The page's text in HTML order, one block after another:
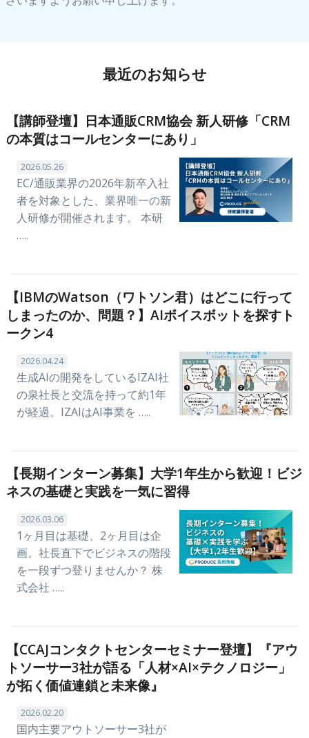
最近のお知らせ
【講師登壇】日本通販CRM協会 新人研修「CRM
の本質はコールセンターにあり」
2026.05.26
EC/通販業界の2026年新卒入社
者を対象とした、業界唯一の新
人研修が開催されます。 本研
…..
【IBMのWatson（ワトソン君）はどこに行って
しまったのか、問題？】AIボイスボットを探すト
ークン4
2026.04.24
生成AIの開発をしているIZAI社
の泉社長と交流を持って約1年
が経過。IZAIはAI事業を …..
【長期インターン募集】大学1年生から歓迎！ビジ
ネスの基礎と実践を一気に習得
2026.03.06
1ヶ月目は基礎、2ヶ月目は企
画。社長直下でビジネスの階段
を一段ずつ登りませんか？ 株
式会社 …..
【CCAJコンタクトセンターセミナー登壇】『アウ
トソーサー3社が語る「人材×AI×テクノロジー」
が拓く価値連鎖と未来像』
2026.02.20
国内主要アウトソーサー3社が